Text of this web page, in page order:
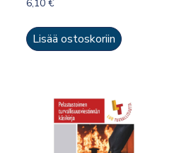
6,10€
Lisää ostoskoriin